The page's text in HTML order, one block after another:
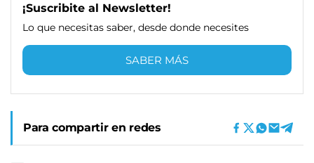
¡Suscribite al Newsletter!
Lo que necesitas saber, desde donde necesites
SABER MÁS
Para compartir en redes